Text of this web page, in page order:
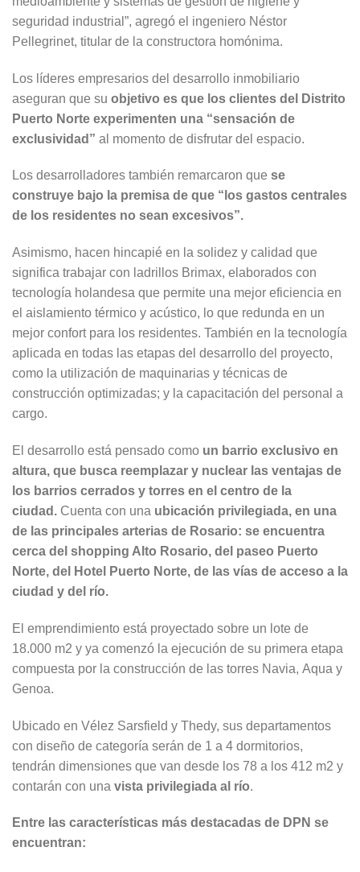
seguridad industrial”, agregó el ingeniero Néstor
Pellegrinet, titular de la constructora homónima.
Los líderes empresarios del desarrollo inmobiliario
aseguran que su objetivo es que los clientes del Distrito
Puerto Norte experimenten una “sensación de
exclusividad” al momento de disfrutar del espacio.
Los desarrolladores también remarcaron que se
construye bajo la premisa de que “los gastos centrales
de los residentes no sean excesivos”.
Asimismo, hacen hincapié en la solidez y calidad que
significa trabajar con ladrillos Brimax, elaborados con
tecnología holandesa que permite una mejor eficiencia en
el aislamiento térmico y acústico, lo que redunda en un
mejor confort para los residentes. También en la tecnología
aplicada en todas las etapas del desarrollo del proyecto,
como la utilización de maquinarias y técnicas de
construcción optimizadas; y la capacitación del personal a
cargo.
El desarrollo está pensado como un barrio exclusivo en
altura, que busca reemplazar y nuclear las ventajas de
los barrios cerrados y torres en el centro de la
ciudad. Cuenta con una ubicación privilegiada, en una
de las principales arterias de Rosario: se encuentra
cerca del shopping Alto Rosario, del paseo Puerto
Norte, del Hotel Puerto Norte, de las vías de acceso a la
ciudad y del río.
El emprendimiento está proyectado sobre un lote de
18.000 m2 y ya comenzó la ejecución de su primera etapa
compuesta por la construcción de las torres Navia, Aqua y
Genoa.
Ubicado en Vélez Sarsfield y Thedy, sus departamentos
con diseño de categoría serán de 1 a 4 dormitorios,
tendrán dimensiones que van desde los 78 a los 412 m2 y
contarán con una vista privilegiada al río.
Entre las características más destacadas de DPN se
encuentran: